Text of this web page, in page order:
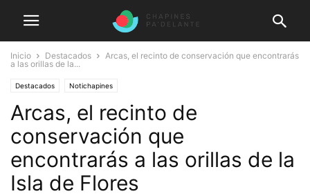
Inicio Destacados
Arcas, el recinto de conservación que encontrarás
a las orillas de la...
Destacados Notichapines
Arcas, el recinto de
conservación que
encontrarás a las orillas de la
Isla de Flores